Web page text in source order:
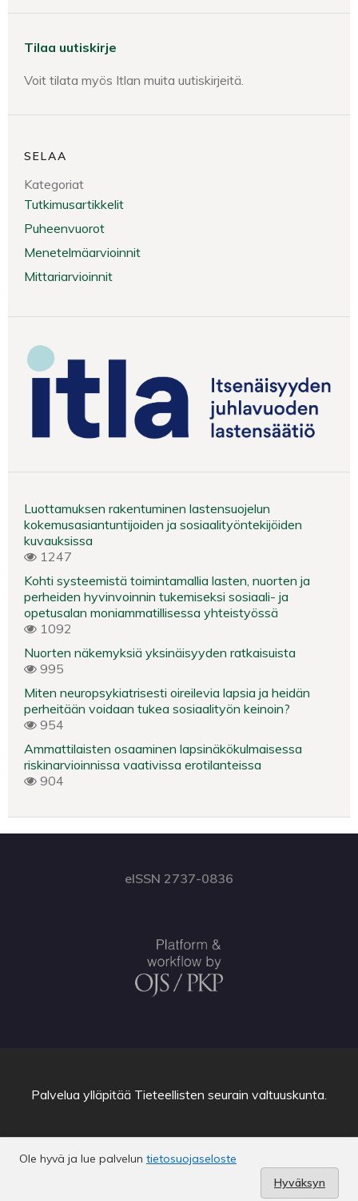
Tilaa uutiskirje
Voit tilata myös Itlan muita uutiskirjeitä.
SELAA
Kategoriat
Tutkimusartikkelit
Puheenvuorot
Menetelmäarvioinnit
Mittariarvioinnit
Luottamuksen rakentuminen lastensuojelun
kokemusasiantuntijoiden ja sosiaalityöntekijöiden
kuvauksissa
1247
Kohti systeemistä toimintamallia lasten, nuorten ja
perheiden hyvinvoinnin tukemiseksi sosiaali- ja
opetusalan moniammatillisessa yhteistyössä
1092
Nuorten näkemyksiä yksinäisyyden ratkaisuista
995
Miten neuropsykiatrisesti oireilevia lapsia ja heidän
perheitään voidaan tukea sosiaalityön keinoin?
954
Ammattilaisten osaaminen lapsinäkökulmaisessa
riskinarvioinnissa vaativissa erotilanteissa
904
eISSN 2737-0836
Ole hyvä ja lue palvelun tietosuojaseloste
Hyväksyn
Palvelua ylläpitää Tieteellisten seurain valtuuskunta